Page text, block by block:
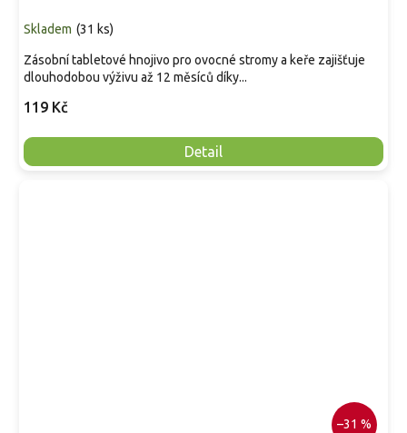
Skladem (31 ks)
119 Kč
Detail
Zásobní tabletové hnojivo pro ovocné stromy a keře zajišťuje
dlouhodobou výživu až 12 měsíců díky...
–31 %